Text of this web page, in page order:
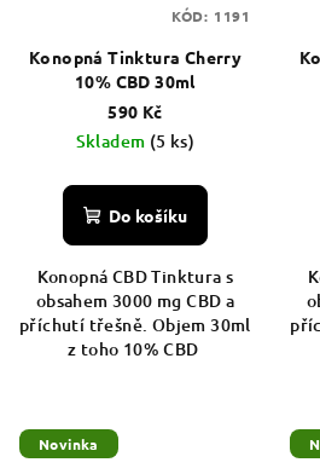
Konopná Tinktura Cherry
10% CBD 30ml
590 Kč
Skladem (5 ks)
Do košíku
Konopná CBD Tinktura s
obsahem 3000 mg CBD a
příchutí třešně. Objem 30ml
z toho 10% CBD
KÓD: 1191
Novinka